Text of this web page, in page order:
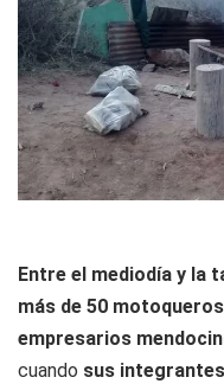
Entre el mediodía y la
más de 50
empresarios
cuando sus